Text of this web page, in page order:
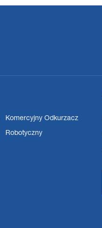
Komercyjny Odkurzacz
Robotyczny